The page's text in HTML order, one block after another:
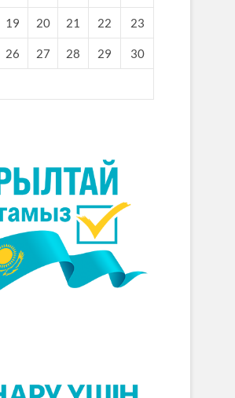
19 20 21 22 23
26 27 28 29 30